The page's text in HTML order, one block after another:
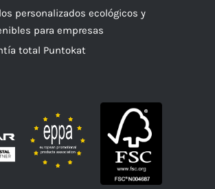
personalizados ecológicos y
para empresas
total Puntokat